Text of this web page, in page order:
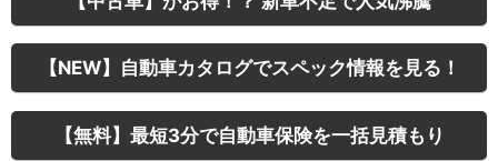
【NEW】自動車カタログでスペック情報を見る！
【無料】最短3分で自動車保険を一括見積もり